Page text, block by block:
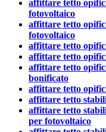
affittare tetto
fotovoltaico
affittare tetto
fotovoltaico
affittare tetto
affittare tetto
affittare tetto
bonificato
affittare tetto
affittare tetto
affittare tetto
per fotovoltaico